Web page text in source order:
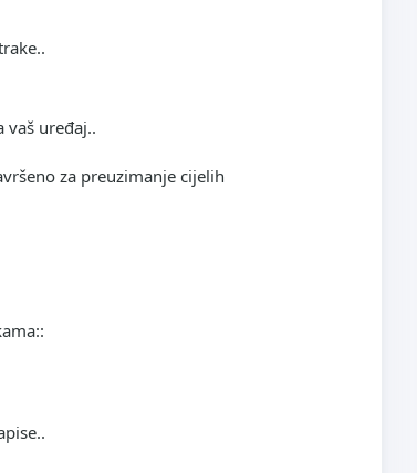
vaš uređaj..
za preuzimanje cijelih